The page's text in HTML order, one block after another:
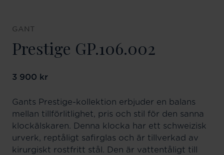
GANT
Prestige GP.106.002
Pris:3 900 kr
3 900 kr
Gants Prestige-kollektion erbjuder en balans
mellan tillförlitlighet, pris och stil för den sanna
klockälskaren. Denna klocka har ett schweizisk
urverk, reptåligt safirglas och är tillverkad av
kirurgiskt rostfritt stål. Den är vattentåligt till